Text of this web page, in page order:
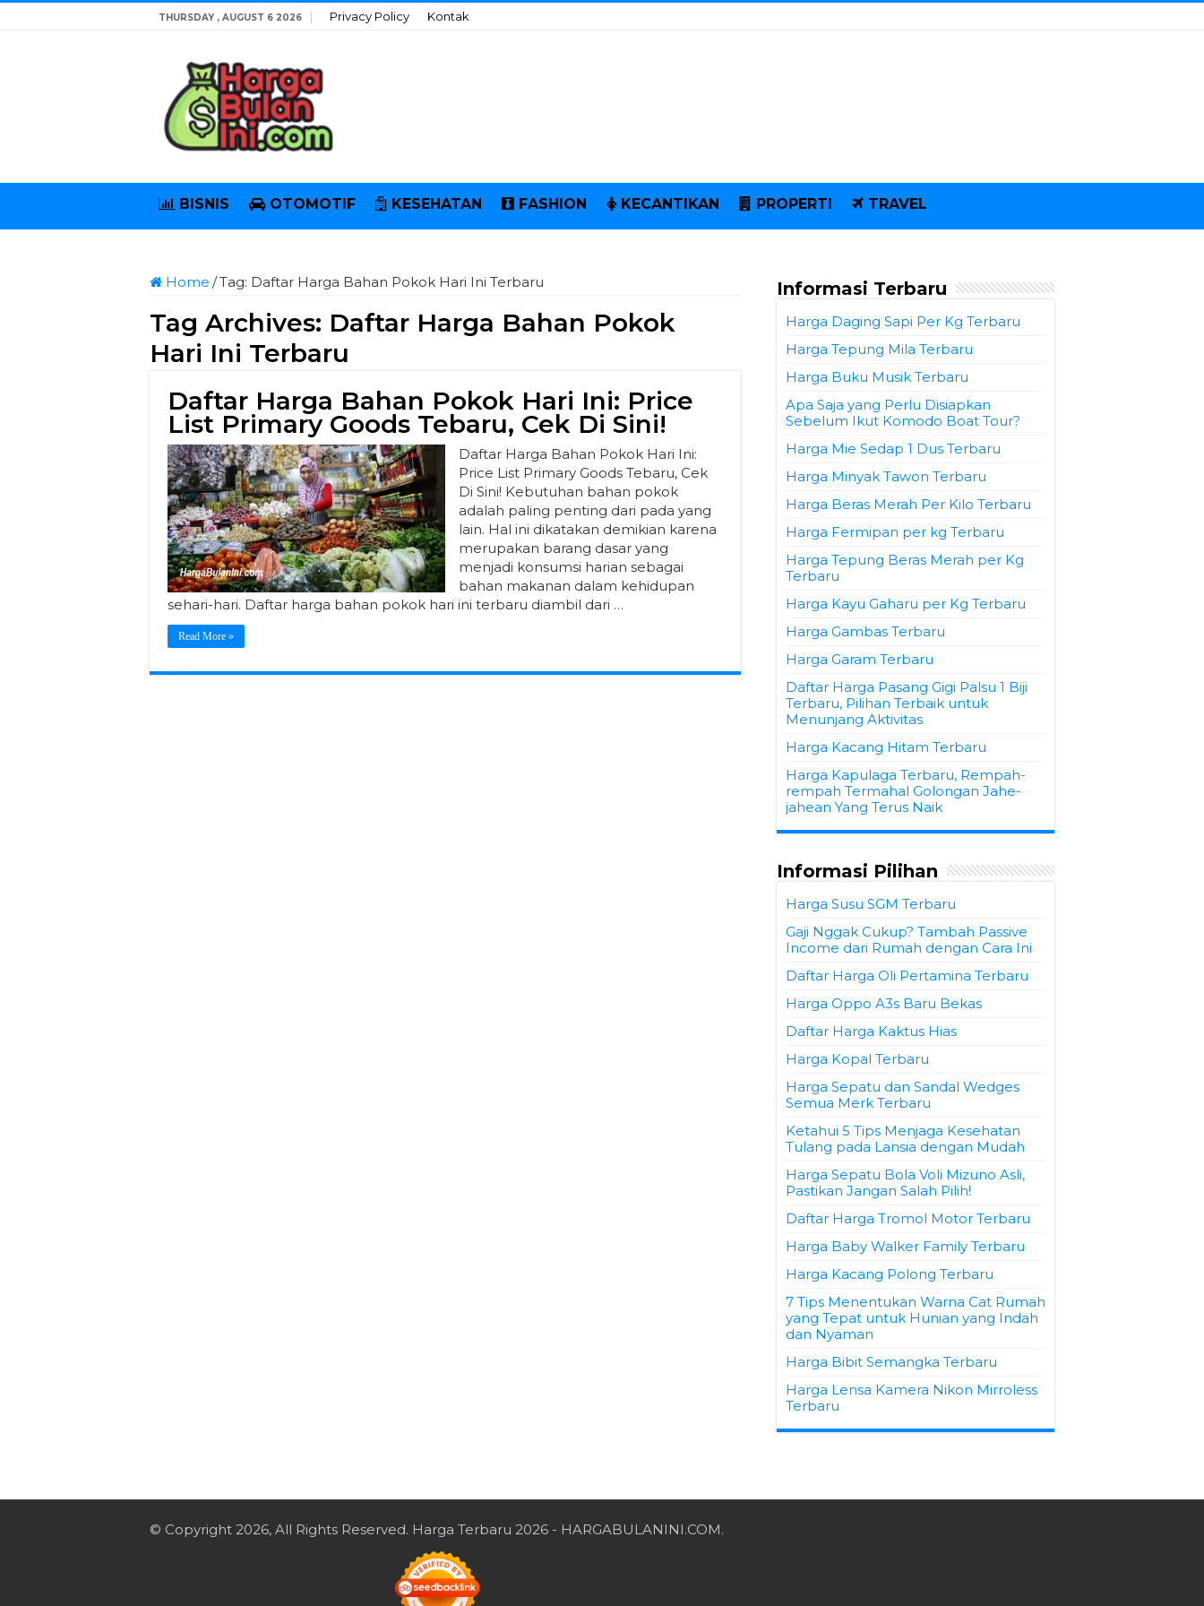
THURSDAY , AUGUST 6 2026 Privacy Policy Kontak
BISNIS OTOMOTIF KESEHATAN FASHION KECANTIKAN PROPERTI TRAVEL
Home /Tag: Daftar Harga Bahan Pokok Hari Ini Terbaru
Tag Archives: Daftar Harga Bahan Pokok
Hari Ini Terbaru
Daftar Harga Bahan Pokok Hari Ini: Price
List Primary Goods Tebaru, Cek Di Sini!
Daftar Harga Bahan Pokok Hari Ini:
Price List Primary Goods Tebaru, Cek
Di Sini! Kebutuhan bahan pokok
adalah paling penting dari pada yang
lain. Hal ini dikatakan demikian karena
merupakan barang dasar yang
menjadi konsumsi harian sebagai
bahan makanan dalam kehidupan
sehari-hari. Daftar harga bahan pokok hari ini terbaru diambil dari …
Read More »
Informasi Terbaru
Harga Daging Sapi Per Kg Terbaru
Harga Tepung Mila Terbaru
Harga Buku Musik Terbaru
Apa Saja yang Perlu Disiapkan
Sebelum Ikut Komodo Boat Tour?
Harga Mie Sedap 1 Dus Terbaru
Harga Minyak Tawon Terbaru
Harga Beras Merah Per Kilo Terbaru
Harga Fermipan per kg Terbaru
Harga Tepung Beras Merah per Kg
Terbaru
Harga Kayu Gaharu per Kg Terbaru
Harga Gambas Terbaru
Harga Garam Terbaru
Daftar Harga Pasang Gigi Palsu 1 Biji
Terbaru, Pilihan Terbaik untuk
Menunjang Aktivitas
Harga Kacang Hitam Terbaru
Harga Kapulaga Terbaru, Rempah-
rempah Termahal Golongan Jahe-
jahean Yang Terus Naik
Informasi Pilihan
Harga Susu SGM Terbaru
Gaji Nggak Cukup? Tambah Passive
Income dari Rumah dengan Cara Ini
Daftar Harga Oli Pertamina Terbaru
Harga Oppo A3s Baru Bekas
Daftar Harga Kaktus Hias
Harga Kopal Terbaru
Harga Sepatu dan Sandal Wedges
Semua Merk Terbaru
Ketahui 5 Tips Menjaga Kesehatan
Tulang pada Lansia dengan Mudah
Harga Sepatu Bola Voli Mizuno Asli,
Pastikan Jangan Salah Pilih!
Daftar Harga Tromol Motor Terbaru
Harga Baby Walker Family Terbaru
Harga Kacang Polong Terbaru
7 Tips Menentukan Warna Cat Rumah
yang Tepat untuk Hunian yang Indah
dan Nyaman
Harga Bibit Semangka Terbaru
Harga Lensa Kamera Nikon Mirroless
Terbaru
© Copyright 2026, All Rights Reserved. Harga Terbaru 2026 - HARGABULANINI.COM.